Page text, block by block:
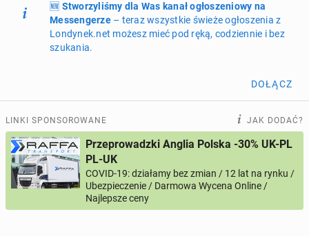
Dodaj ogłoszenie Moje ogłoszenia
Oferta i cennik ogłoszeń
ogłoszeń online
PROFILE KANDYDATÓW 292 profile online
USŁUGI 162ogłoszenia online
🆕 Stworzyliśmy dla Was kanał ogłoszeniowy na
Messengerze– teraz wszystkie świeże ogłoszenia z
Londynek.net możesz mieć pod ręką, codziennie i bez
szukania.
DOŁĄCZ
LINKI SPONSOROWANE JAK DODAĆ?
Przeprowadzki Anglia Polska -30% UK-PL
PL-UK
COVID-19: działamy bez zmian / 12 lat na rynku /
Ubezpieczenie / Darmowa Wycena Online /
Najlepsze ceny